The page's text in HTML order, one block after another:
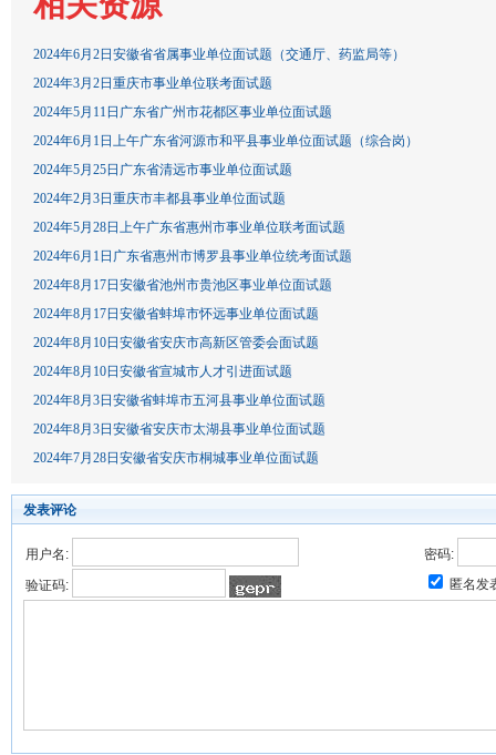
2024年6月2日安徽省省属事业单位面试题（交通厅、药监局等）
2024年3月2日重庆市事业单位联考面试题
2024年5月11日广东省广州市花都区事业单位面试题
2024年6月1日上午广东省河源市和平县事业单位面试题（综合岗）
2024年5月25日广东省清远市事业单位面试题
2024年2月3日重庆市丰都县事业单位面试题
2024年5月28日上午广东省惠州市事业单位联考面试题
2024年6月1日广东省惠州市博罗县事业单位统考面试题
2024年8月17日安徽省池州市贵池区事业单位面试题
2024年8月17日安徽省蚌埠市怀远事业单位面试题
2024年8月10日安徽省安庆市高新区管委会面试题
2024年8月10日安徽省宣城市人才引进面试题
2024年8月3日安徽省蚌埠市五河县事业单位面试题
2024年8月3日安徽省安庆市太湖县事业单位面试题
2024年7月28日安徽省安庆市桐城事业单位面试题
发表评论
用户名:
密码:
验证码:
匿名发